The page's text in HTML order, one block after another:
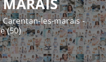
MARAIS
les-marais -
(50)